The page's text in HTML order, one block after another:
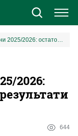
Друга ліга України 2025/2026: остаточно відомо всі результати матчів суботи
2026:
644